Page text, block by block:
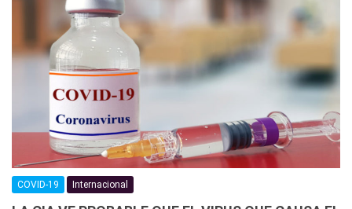
COVID-19 Internacional